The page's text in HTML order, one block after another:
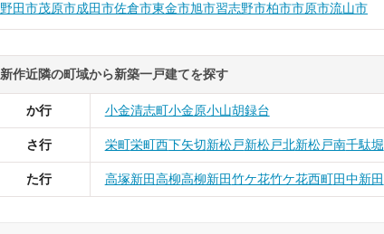
野田市茂原市成田市佐倉市東金市旭市習志野市柏市市原市流山市
新作近隣の町域から新築一戸建てを探す
か行 小金清志町小金原小山胡録台
さ行 栄町栄町西下矢切新松戸新松戸北新松戸南千駄堀
た行 高塚新田高柳高柳新田竹ケ花竹ケ花西町田中新田